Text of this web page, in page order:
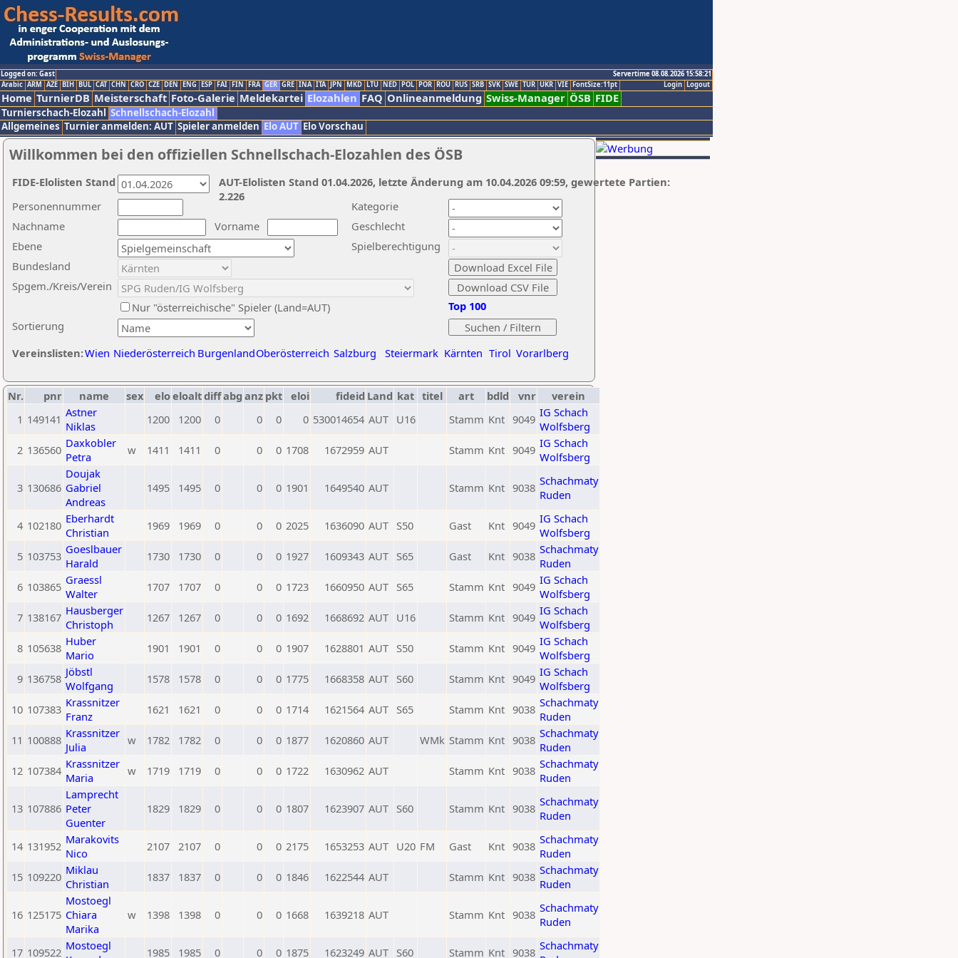
Logged on: Gast
Servertime 08.08.2026 15:58:21
Logout
Login
Arabic ARM AZE BIH BUL CAT CHN CRO CZE DEN ENG ESP FAI FIN FRA GER GRE INA ITA JPN MKD LTU NED POL POR ROU RUS SRB SVK SWE TUR UKR VIE FontSize:11pt
Home TurnierDB Meisterschaft Foto-Galerie Meldekartei Elozahlen FAQ Onlineanmeldung Swiss-Manager ÖSB FIDE
Turnierschach-Elozahl Schnellschach-Elozahl
Allgemeines Turnier anmelden: AUT Spieler anmelden Elo AUT Elo Vorschau
Willkommen bei den offiziellen Schnellschach-Elozahlen des ÖSB
Nachname
Vorname
Ebene
Kategorie
Sortierung
Personennummer
Bundesland
Spgem./Kreis/Verein
Geschlecht
Nur "österreichische" Spieler (Land=AUT)
Spielberechtigung
Vereinslisten:Wien Niederösterreich BurgenlandOberösterreich Salzburg Steiermark Kärnten Tirol Vorarlberg
Top 100
AUT-Elolisten Stand 01.04.2026, letzte Änderung am 10.04.2026 09:59, gewertete Partien:
2.226
FIDE-Elolisten Stand
Nr. pnr name sex eloeloaltdiffabg anz pkt eloi fideid Land kat titel art bdld vnr
verein
1 149141 Astner
Niklas
1200 1200 0 0 0 0 530014654 AUT U16 Stamm Knt 9049 IG Schach
Wolfsberg
2 136560 Daxkobler
Petra
w 1411 1411 0 0 0 1708 1672959 AUT Stamm Knt 9049 IG Schach
Wolfsberg
3 130686
Doujak
Gabriel
Andreas
1495 1495 0 0 0 1901 1649540 AUT Stamm Knt 9038 Schachmaty
Ruden
4 102180 Eberhardt
Christian
1969 1969 0 0 0 2025 1636090 AUT S50 Gast Knt 9049 IG Schach
Wolfsberg
5 103753 Goeslbauer
Harald
1730 1730 0 0 0 1927 1609343 AUT S65 Gast Knt 9038 Schachmaty
Ruden
6 103865 Graessl
Walter
1707 1707 0 0 0 1723 1660950 AUT S65 Stamm Knt 9049 IG Schach
Wolfsberg
7 138167 Hausberger
Christoph
1267 1267 0 0 0 1692 1668692 AUT U16 Stamm Knt 9049 IG Schach
Wolfsberg
8 105638 Huber
Mario
1901 1901 0 0 0 1907 1628801 AUT S50 Stamm Knt 9049 IG Schach
Wolfsberg
9 136758 Jöbstl
Wolfgang
1578 1578 0 0 0 1775 1668358 AUT S60 Stamm Knt 9049 IG Schach
Wolfsberg
10 107383 Krassnitzer
Franz
1621 1621 0 0 0 1714 1621564 AUT S65 Stamm Knt 9038 Schachmaty
Ruden
11 100888 Krassnitzer
Julia
w 1782 1782 0 0 0 1877 1620860 AUT WMk Stamm Knt 9038 Schachmaty
Ruden
12 107384 Krassnitzer
Maria
w 1719 1719 0 0 0 1722 1630962 AUT Stamm Knt 9038 Schachmaty
Ruden
13 107886
Lamprecht
Peter
Guenter
1829 1829 0 0 0 1807 1623907 AUT S60 Stamm Knt 9038 Schachmaty
Ruden
14 131952 Marakovits
Nico
2107 2107 0 0 0 2175 1653253 AUT U20 FM Gast Knt 9038 Schachmaty
Ruden
15 109220 Miklau
Christian
1837 1837 0 0 0 1846 1622544 AUT Stamm Knt 9038 Schachmaty
Ruden
16 125175
Mostoegl
Chiara
Marika
w 1398 1398 0 0 0 1668 1639218 AUT Stamm Knt 9038 Schachmaty
Ruden
17 109522 Mostoegl
1985 1985 0 0 0 1875 1623249 AUT S60 Stamm Knt 9038 Schachmaty